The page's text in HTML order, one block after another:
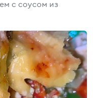
с соусом из